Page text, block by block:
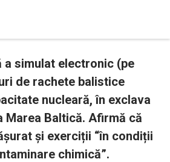
a simulat electronic (pe
de rachete balistice
nucleară, în exclava
Marea Baltică. Afirmă că
și exerciții “în condiții
chimică”.